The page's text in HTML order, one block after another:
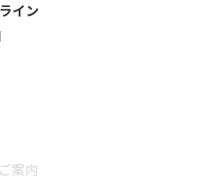
イン
案内